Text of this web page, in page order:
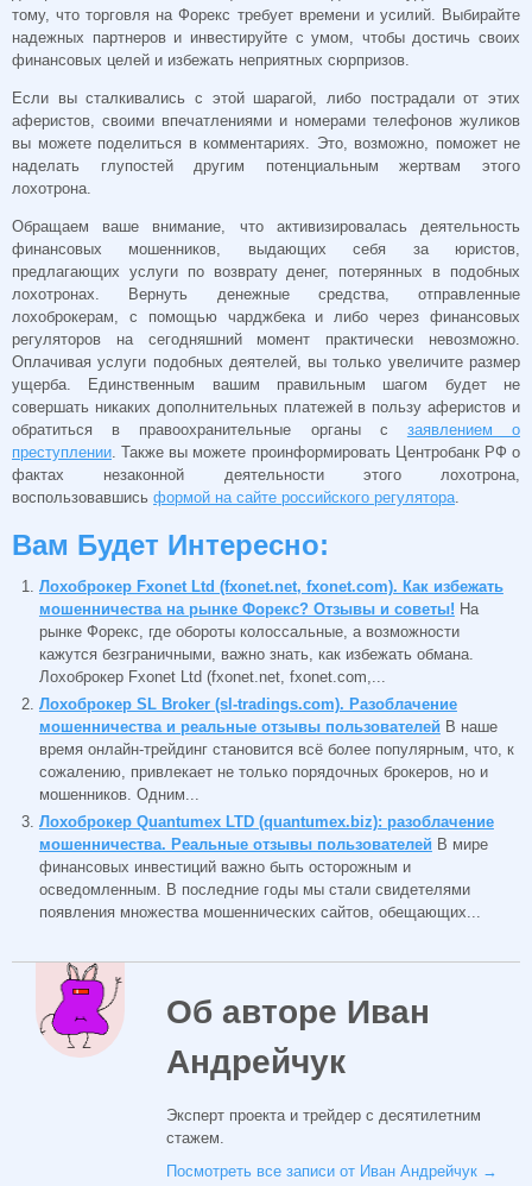
тому, что торговля на Форекс требует времени и усилий. Выбирайте
надежных партнеров и инвестируйте с умом, чтобы достичь своих
финансовых целей и избежать неприятных сюрпризов.
Если вы сталкивались с этой шарагой, либо пострадали от этих
аферистов, своими впечатлениями и номерами телефонов жуликов
вы можете поделиться в комментариях. Это, возможно, поможет не
наделать глупостей другим потенциальным жертвам этого
лохотрона.
Обращаем ваше внимание, что активизировалась деятельность
финансовых мошенников, выдающих себя за юристов,
предлагающих услуги по возврату денег, потерянных в подобных
лохотронах. Вернуть денежные средства, отправленные
лохоброкерам, с помощью чарджбека и либо через финансовых
регуляторов на сегодняшний момент практически невозможно.
Оплачивая услуги подобных деятелей, вы только увеличите размер
ущерба. Единственным вашим правильным шагом будет не
совершать никаких дополнительных платежей в пользу аферистов и
обратиться в правоохранительные органы с заявлением о
преступлении . Также вы можете проинформировать Центробанк РФ о
фактах незаконной деятельности этого лохотрона,
воспользовавшись формой на сайте российского регулятора
Вам Будет Интересно:
Лохоброкер Fxonet Ltd (fxonet.net, fxonet.com). Как избежать
мошенничества на рынке Форекс? Отзывы и советы! На
рынке Форекс, где обороты колоссальные, а возможности
кажутся безграничными, важно знать, как избежать обмана.
Лохоброкер Fxonet Ltd (fxonet.net, fxonet.com,...
Лохоброкер SL Broker (sl-tradings.com). Разоблачение
мошенничества и реальные отзывы пользователей В наше
время онлайн-трейдинг становится всё более популярным, что, к
сожалению, привлекает не только порядочных брокеров, но и
мошенников. Одним...
Лохоброкер Quantumex LTD (quantumex.biz): разоблачение
мошенничества. Реальные отзывы пользователей В мире
финансовых инвестиций важно быть осторожным и
осведомленным. В последние годы мы стали свидетелями
появления множества мошеннических сайтов, обещающих...
Об авторе Иван
Андрейчук
Эксперт проекта и трейдер с десятилетним
стажем.
Посмотреть все записи от Иван Андрейчук →